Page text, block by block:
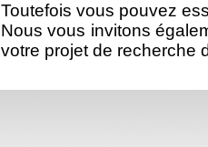
Toutefois vous pouvez
Nous vous invitons
votre projet de recherche